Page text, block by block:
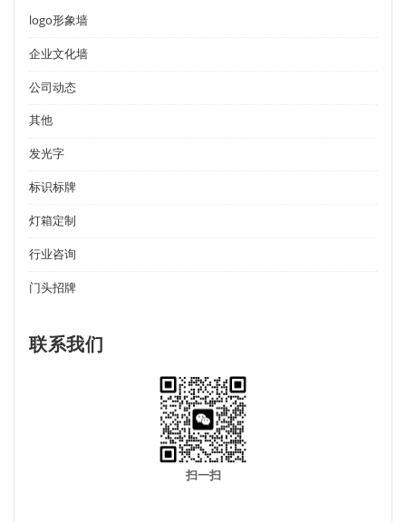
logo形象墙
企业文化墙
公司动态
其他
发光字
标识标牌
灯箱定制
行业咨询
门头招牌
联系我们
扫一扫